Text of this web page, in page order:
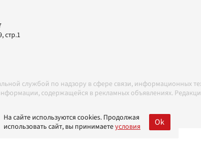
стр.1
службой по надзору в сфере связи, информационных
содержащейся в рекламных объявлениях.
в соответствии с Правилами
На сайте используются cookies. Продолжая
использовать сайт, вы принимаетеусловия Ok